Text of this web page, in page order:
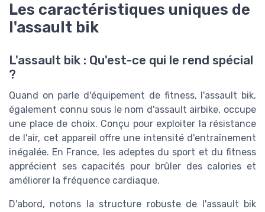
Les caractéristiques uniques de
l'assault bik
L'assault bik : Qu'est-ce qui le rend spécial
?
Quand on parle d'équipement de fitness, l'assault bik,
également connu sous le nom d'assault airbike, occupe
une place de choix. Conçu pour exploiter la résistance
de l'air, cet appareil offre une intensité d'entraînement
inégalée. En France, les adeptes du sport et du fitness
apprécient ses capacités pour brûler des calories et
améliorer la fréquence cardiaque.
D'abord, notons la structure robuste de l'assault bik